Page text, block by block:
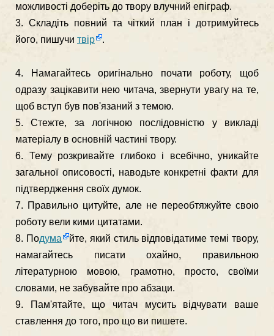
можливості доберіть до твору влучний епіграф.
3. Складіть повний та чіткий план і дотримуйтесь
його, пишучи твір .
4. Намагайтесь оригінально почати роботу, щоб
одразу зацікави­ти нею читача, звернути увагу на те,
щоб вступ був пов'язаний з темою.
5. Стежте, за логічною послідовністю у викладі
матеріалу в ос­новній частині твору.
6. Тему розкривайте глибоко і всебічно, уникайте
загальної опи­совості, наводьте конкретні факти для
підтвердження своїх думок.
7. Правильно цитуйте, але не переобтяжуйте свою
роботу вели кими цитатами.
8. Подума
йте, який стиль відповідатиме темі твору,
намагайтесь писати охайно, правильною
літературною мовою, грамотно, просто, своїми
словами, не забувайте про абзаци.
9. Пам'ятайте, що читач мусить відчувати ваше
ставлення до того, про що ви пишете.